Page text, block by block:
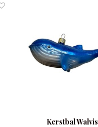
Kerstbal Walvis